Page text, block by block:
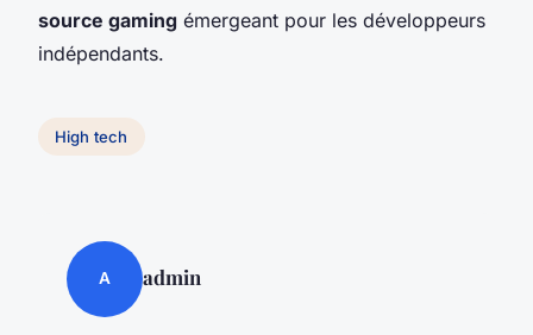
source gaming émergeant pour les développeurs
indépendants.
High tech
A admin